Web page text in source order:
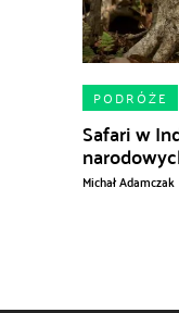
PODRÓŻE
Safari w
Michał Adamczak